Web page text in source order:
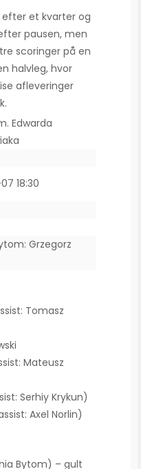
et kvarter og
pausen, men
scoringer på en
halvleg, hvor
afleveringer
Edwarda
18:30
Grzegorz
Tomasz
Mateusz
Serhiy Krykun)
Axel Norlin)
Bytom) – gult